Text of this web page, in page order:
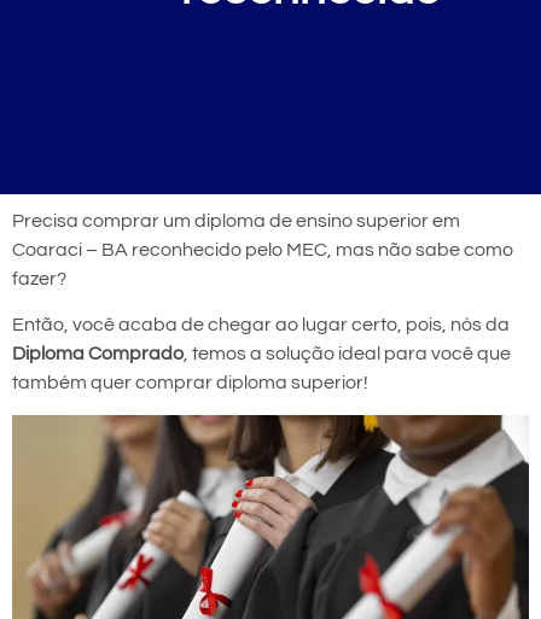
Precisa comprar um diploma de ensino superior em
Coaraci – BA reconhecido pelo MEC, mas não sabe como
fazer?
Então, você acaba de chegar ao lugar certo, pois, nós da
Diploma Comprado, temos a solução ideal para você que
também quer comprar diploma superior!